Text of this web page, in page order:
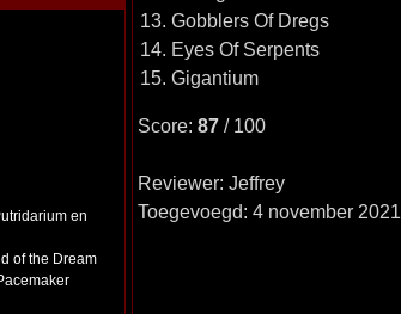
en
of the Dream
13. Gobblers Of Dregs
14. Eyes Of Serpents
15. Gigantium
Score: 87/ 100
Reviewer: Jeffrey
Toegevoegd: 4 november 2021